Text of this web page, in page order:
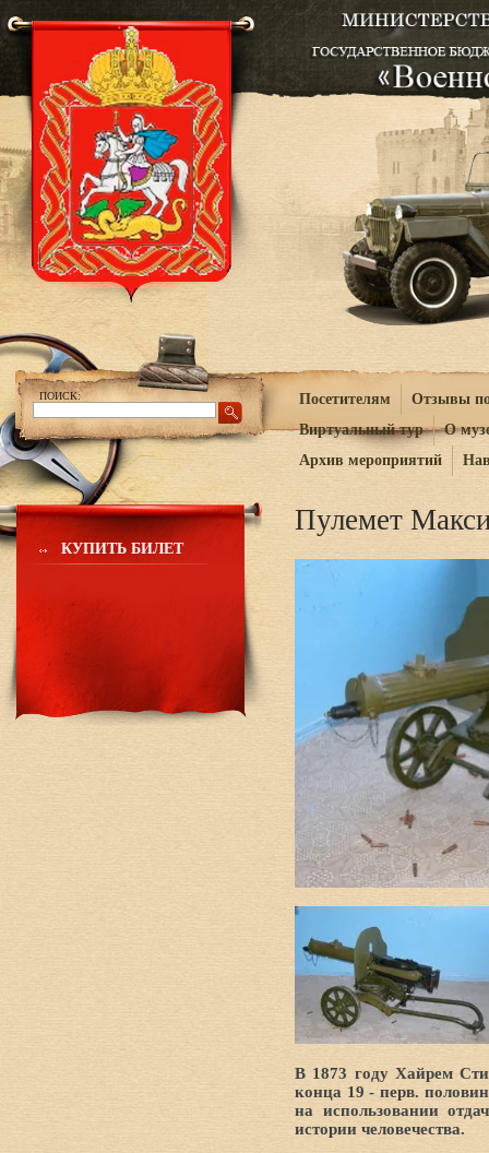
ПОИСК: Посетителям
Отзывы
Виртуальный тур
О
Архив мероприятий
Пулемет
В 1873 году Хайрем
конца 19 - перв.
на использовании
истории человечества.
КУПИТЬ БИЛЕТ